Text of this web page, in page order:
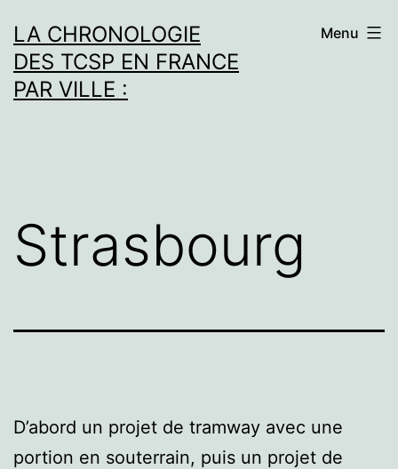
au
contenu
LA CHRONOLOGIE
DES TCSP EN FRANCE
PAR VILLE :
Menu
Strasbourg
D’abord un projet de tramway avec une
portion en souterrain, puis un projet de